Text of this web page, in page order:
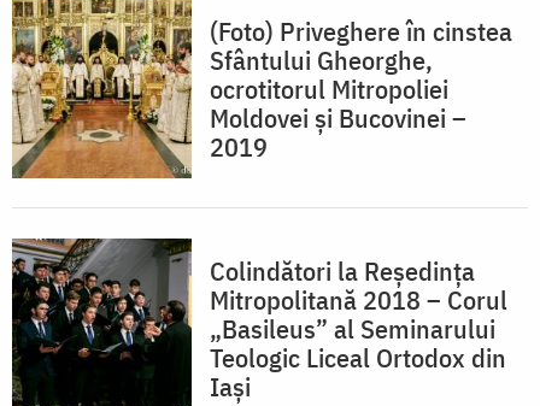
(Foto) Priveghere în cinstea
Sfântului Gheorghe,
ocrotitorul Mitropoliei
Moldovei și Bucovinei –
2019
Colindători la Reședința
Mitropolitană 2018 – Corul
„Basileus” al Seminarului
Teologic Liceal Ortodox din
Iași